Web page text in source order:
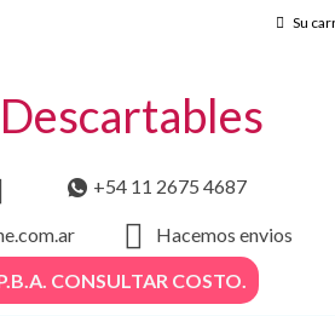
Su
+54 11 2675 4687
Hacemos envios
CONSULTAR COSTO.